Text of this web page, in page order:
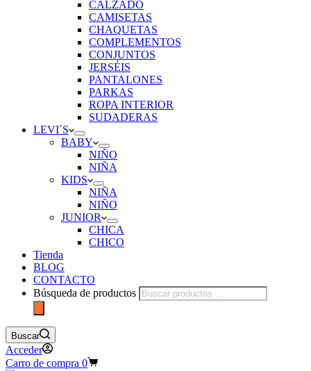
CALZADO
CAMISETAS
CHAQUETAS
COMPLEMENTOS
CONJUNTOS
JERSÉIS
PANTALONES
PARKAS
ROPA INTERIOR
SUDADERAS
LEVI´S
BABY
NIÑO
NIÑA
KIDS
NIÑA
NIÑO
JUNIOR
CHICA
CHICO
Tienda
BLOG
CONTACTO
Búsqueda de productos
Buscar
Acceder
Carro de compra 0